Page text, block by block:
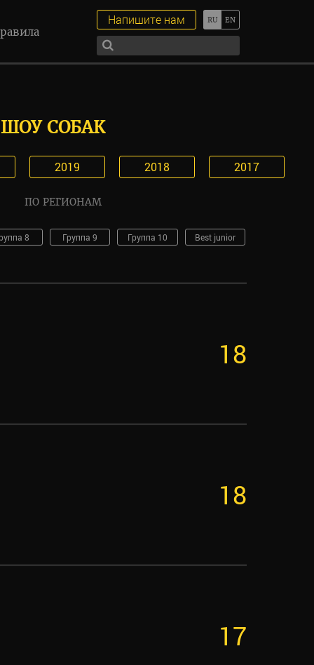
Напишите нам
СОБАК
2019 2018 2017
ПО РЕГИОНАМ
8 Группа 9 Группа 10 Best junior
18
18
17